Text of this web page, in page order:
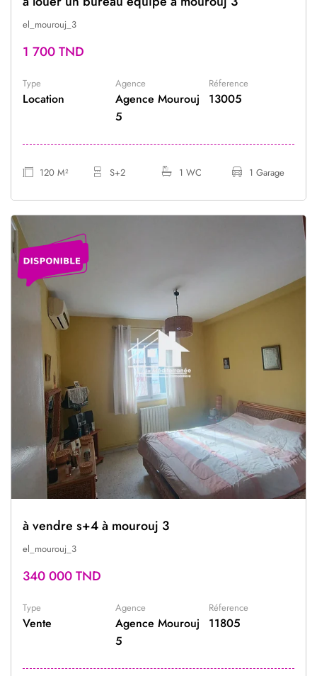
el_mourouj_3
1 700 TND
Type
Location
Agence
Agence Mourouj
5
Réference
13005
120 M² S+2 1 WC 1 Garage
à vendre s+4 à mourouj 3
el_mourouj_3
340 000 TND
Type
Vente
Agence
Agence Mourouj
5
Réference
11805